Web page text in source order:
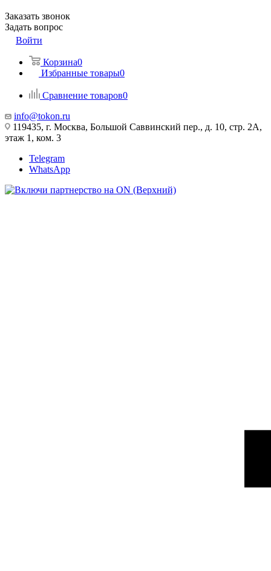
Заказать звонок
Задать вопрос
Войти
Корзина0
Избранные товары0
Сравнение товаров0
info@tokon.ru
119435, г. Москва, Большой Саввинский пер., д. 10, стр. 2А,
этаж 1, ком. 3
Telegram
WhatsApp